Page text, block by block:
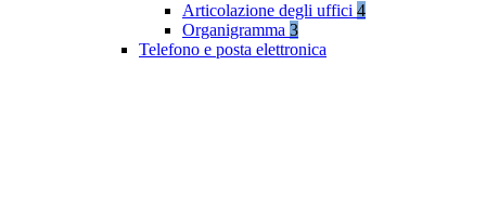
Articolazione degli uffici 4
Organigramma 3
Telefono e posta elettronica